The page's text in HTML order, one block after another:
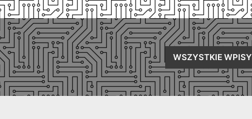
WSZYSTKIE WPISY